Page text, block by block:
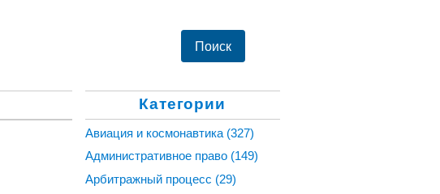
Категории
Авиация и космонавтика (327)
Административное право (149)
Арбитражный процесс (29)